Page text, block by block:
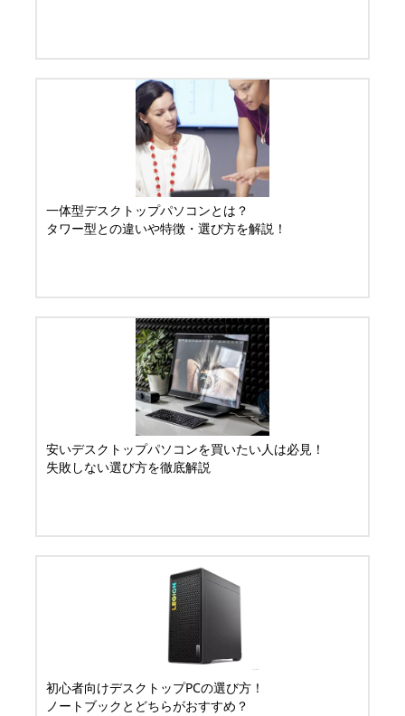
一体型デスクトップパソコンとは？
タワー型との違いや特徴・選び方を解説！
安いデスクトップパソコンを買いたい人は必見！
失敗しない選び方を徹底解説
初心者向けデスクトップPCの選び方！
ノートブックとどちらがおすすめ？